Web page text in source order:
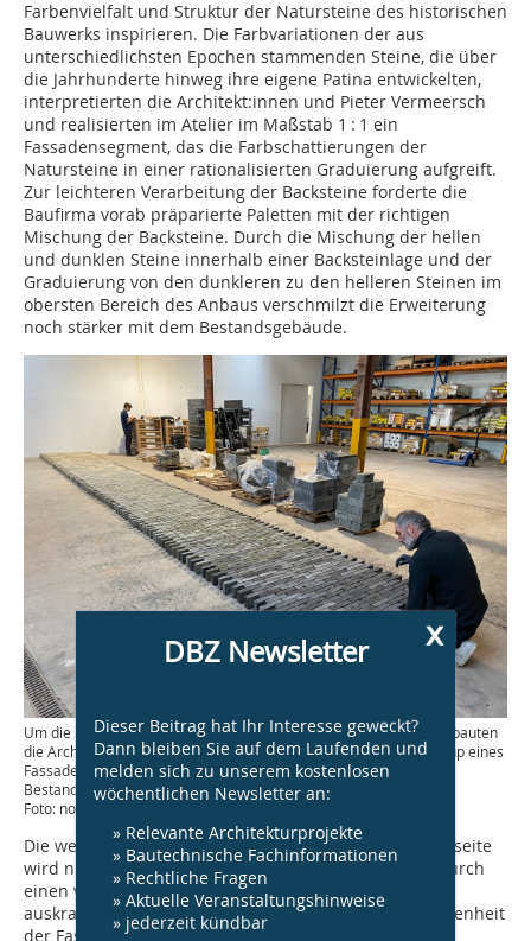
Farbenvielfalt und Struktur der Natursteine des historischen
Bauwerks inspirieren. Die Farbvariationen der aus
unterschiedlichsten Epochen stammenden Steine, die über
die Jahrhunderte hinweg ihre eigene Patina entwickelten,
interpretierten die Architekt:innen und Pieter Vermeersch
und realisierten im Atelier im Maßstab 1 : 1 ein
Fassadensegment, das die Farbschattierungen der
Natursteine in einer rationalisierten Graduierung aufgreift.
Zur leichteren Verarbeitung der Backsteine forderte die
Baufirma vorab präparierte Paletten mit der richtigen
Mischung der Backsteine. Durch die Mischung der hellen
und dunklen Steine innerhalb einer Backsteinlage und der
Graduierung von den dunkleren zu den helleren Steinen im
obersten Bereich des Anbaus verschmilzt die Erweiterung
noch stärker mit dem Bestandsgebäude.
Um die Mischung von hellen und dunklen Steinen zu bestimmen, bauten
die Architekt:innen gemeinsam mit Pieter Vermeersch ein Mock-up eines
Fassadensegments, sodass die neue Fassade optisch mit dem
Bestandsbau verschmilzt
Foto: noAarchitecten
Die weitestgehend geschlossene Fassade an der Flussseite
wird nur punktuell durch Betonfensterrahmen und durch
einen verglasten, aus dem neuen Treppenturm
auskragenden Erker durchbrochen. Mit der Geschlossenheit
der Fassade nament­lich im untersten Geschoss, dem
x
DBZ Newsletter
Dieser Beitrag hat Ihr Interesse geweckt?
Dann bleiben Sie auf dem Laufenden und
melden sich zu unserem kostenlosen
wöchentlichen Newsletter an:
» Relevante Architekturprojekte
» Bautechnische Fachinformationen
» Rechtliche Fragen
» Aktuelle Veranstaltungshinweise
» jederzeit kündbar